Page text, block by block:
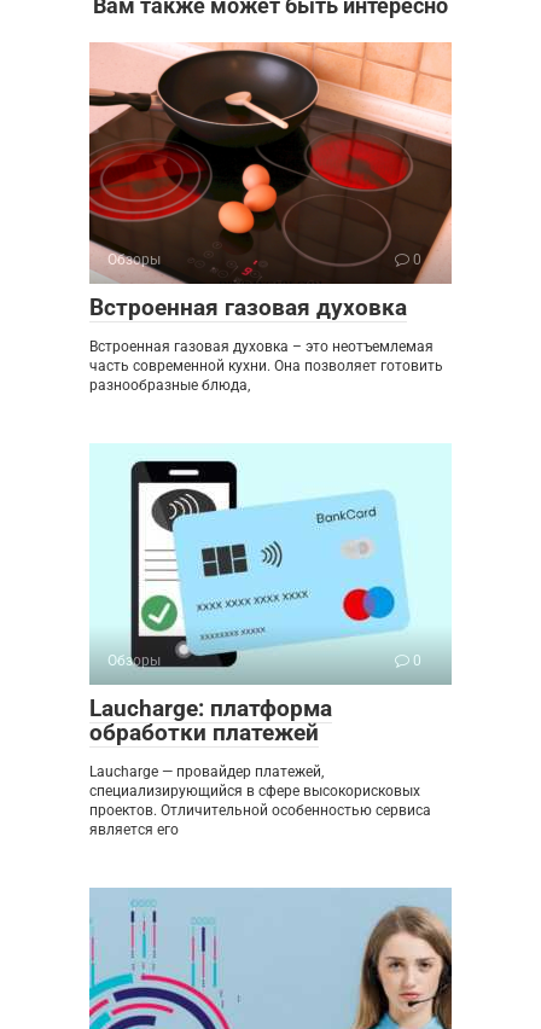
Вам также может быть интересно
Обзоры 0
Встроенная газовая духовка
Встроенная газовая духовка – это неотъемлемая
часть современной кухни. Она позволяет готовить
разнообразные блюда,
Обзоры 0
Laucharge: платформа
обработки платежей
Laucharge — провайдер платежей,
специализирующийся в сфере высокорисковых
проектов. Отличительной особенностью сервиса
является его